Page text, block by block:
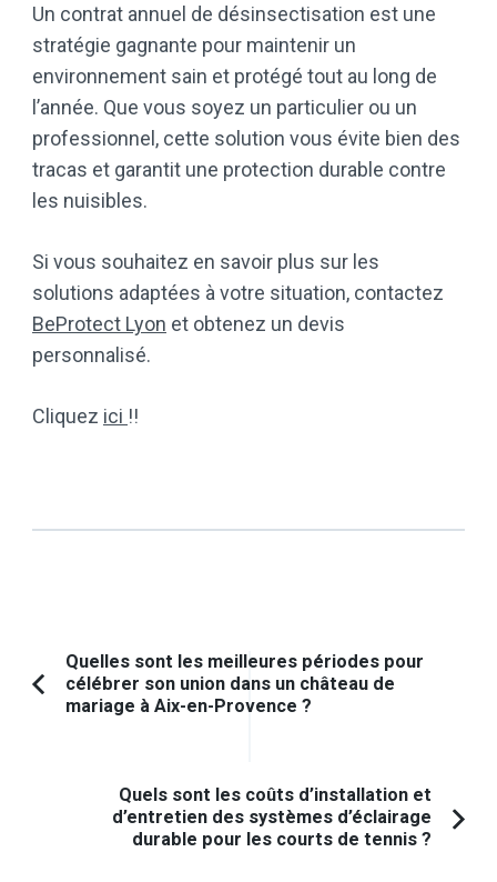
Un contrat annuel de désinsectisation est une
stratégie gagnante pour maintenir un
environnement sain et protégé tout au long de
l’année. Que vous soyez un particulier ou un
professionnel, cette solution vous évite bien des
tracas et garantit une protection durable contre
les nuisibles.
Si vous souhaitez en savoir plus sur les
solutions adaptées à votre situation, contactez
BeProtect Lyon et obtenez un devis
personnalisé.
Cliquez ici !!
Navigation
d'article
Article
Quelles sont les meilleures périodes pour
célébrer son union dans un château de
mariage à Aix-en-Provence ?
Quels sont les coûts d’installation et
d’entretien des systèmes d’éclairage
durable pour les courts de tennis ?